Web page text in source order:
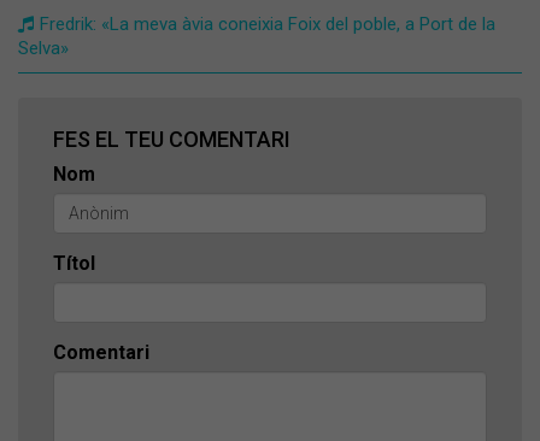
Fredrik: «La meva àvia coneixia Foix del poble, a Port de la
Selva»
FES EL TEU COMENTARI
Nom
Títol
Comentari